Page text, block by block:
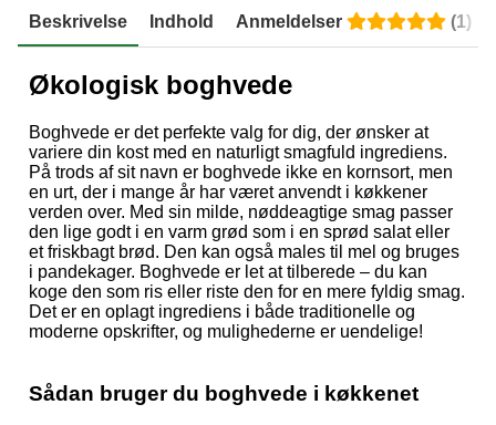
Beskrivelse Indhold Anmeldelser (1)
Økologisk boghvede
Boghvede er det perfekte valg for dig, der ønsker at
variere din kost med en naturligt smagfuld ingrediens.
På trods af sit navn er boghvede ikke en kornsort, men
en urt, der i mange år har været anvendt i køkkener
verden over. Med sin milde, nøddeagtige smag passer
den lige godt i en varm grød som i en sprød salat eller
et friskbagt brød. Den kan også males til mel og bruges
i pandekager. Boghvede er let at tilberede – du kan
koge den som ris eller riste den for en mere fyldig smag.
Det er en oplagt ingrediens i både traditionelle og
moderne opskrifter, og mulighederne er uendelige!
Sådan bruger du boghvede i køkkenet